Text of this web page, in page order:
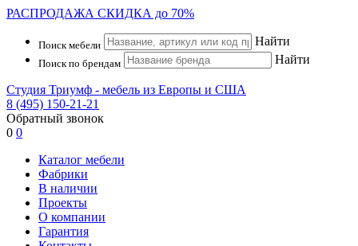
РАСПРОДАЖА СКИДКА до 70%
Поиск мебели Найти
Поиск по брендам Найти
Студия Триумф - мебель из Европы и США
8 (495) 150-21-21
Обратный звонок
0 0
Каталог мебели
Фабрики
В наличии
Проекты
О компании
Гарантия